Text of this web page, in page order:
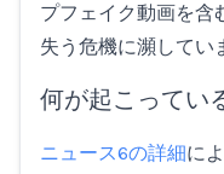
プフェイク動画を含
失う危機に瀕してい
何が起こってい
ニュース6の詳細に